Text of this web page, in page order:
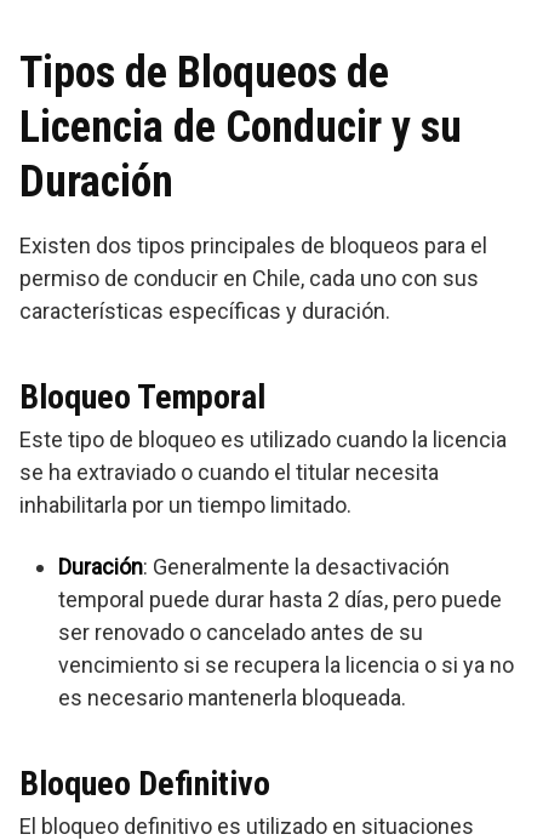
Tipos de Bloqueos de
Licencia de Conducir y su
Duración
Existen dos tipos principales de bloqueos para el
permiso de conducir en Chile, cada uno con sus
características específicas y duración.
Bloqueo Temporal
Este tipo de bloqueo es utilizado cuando la licencia
se ha extraviado o cuando el titular necesita
inhabilitarla por un tiempo limitado.
Duración: Generalmente la desactivación
temporal puede durar hasta 2 días, pero puede
ser renovado o cancelado antes de su
vencimiento si se recupera la licencia o si ya no
es necesario mantenerla bloqueada.
Bloqueo Definitivo
El bloqueo definitivo es utilizado en situaciones